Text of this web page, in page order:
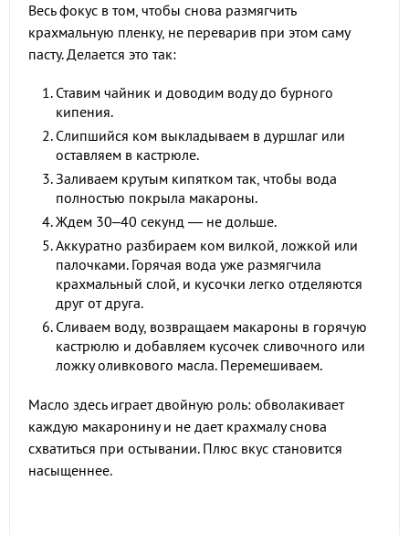
Весь фокус в том, чтобы снова размягчить
крахмальную пленку, не переварив при этом саму
пасту. Делается это так:
Ставим чайник и доводим воду до бурного
кипения.
Слипшийся ком выкладываем в дуршлаг или
оставляем в кастрюле.
Заливаем крутым кипятком так, чтобы вода
полностью покрыла макароны.
Ждем 30–40 секунд — не дольше.
Аккуратно разбираем ком вилкой, ложкой или
палочками. Горячая вода уже размягчила
крахмальный слой, и кусочки легко отделяются
друг от друга.
Сливаем воду, возвращаем макароны в горячую
кастрюлю и добавляем кусочек сливочного или
ложку оливкового масла. Перемешиваем.
Масло здесь играет двойную роль: обволакивает
каждую макаронину и не дает крахмалу снова
схватиться при остывании. Плюс вкус становится
насыщеннее.